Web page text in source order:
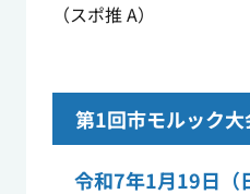
（スポ推 A）
第1回市モルック大
令和7年1月19日（